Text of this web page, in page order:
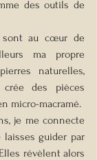
des outils de
sont au cœur de
ma propre
des pièces
micro-macramé.
je me connecte
guider par
révèlent alors